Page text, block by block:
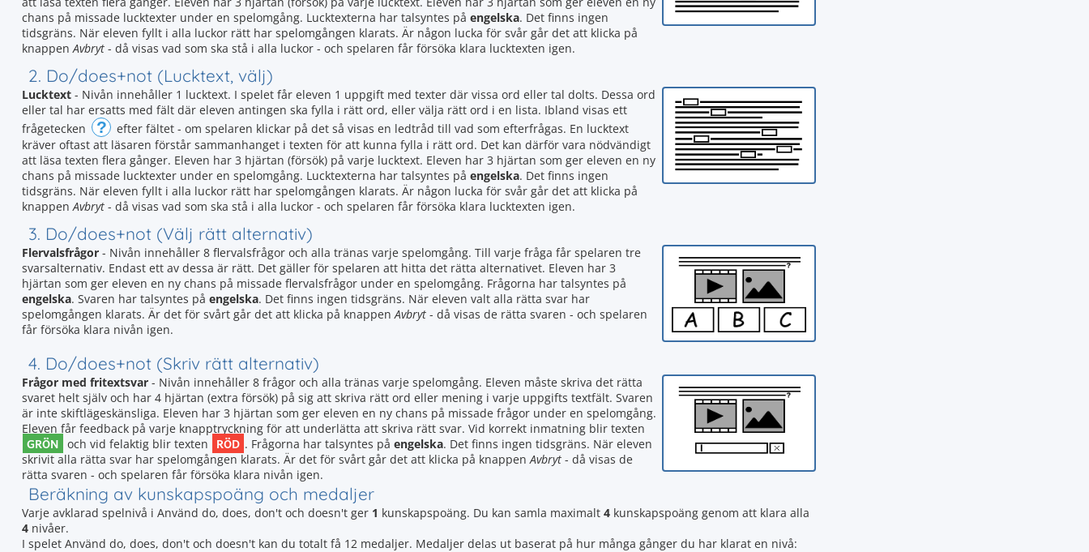
chans på missade lucktexter under en spelomgång. Lucktexterna har talsyntes på engelska. Det finns ingen
tidsgräns. När eleven fyllt i alla luckor rätt har spelomgången klarats. Är någon lucka för svår går det att klicka på
knappenAvbryt - då visas vad som ska stå i alla luckor - och spelaren får försöka klara lucktexten igen.
2. Do/does+not (Lucktext, välj)
Lucktext - Nivån innehåller 1 lucktext. I spelet får eleven 1 uppgift med texter där vissa ord eller tal dolts. Dessa ord
eller tal har ersatts med fält där eleven antingen ska fylla i rätt ord, eller välja rätt ord i en lista. Ibland visas ett
frågetecken
?
efter fältet - om spelaren klickar på det så visas en ledtråd till vad som efterfrågas. En lucktext
kräver oftast att läsaren förstår sammanhanget i texten för att kunna fylla i rätt ord. Det kan därför vara nödvändigt
att läsa texten flera gånger. Eleven har 3 hjärtan (försök) på varje lucktext. Eleven har 3 hjärtan som ger eleven en ny
chans på missade lucktexter under en spelomgång. Lucktexterna har talsyntes på engelska. Det finns ingen
tidsgräns. När eleven fyllt i alla luckor rätt har spelomgången klarats. Är någon lucka för svår går det att klicka på
knappenAvbryt - då visas vad som ska stå i alla luckor - och spelaren får försöka klara lucktexten igen.
3. Do/does+not (Välj rätt alternativ)
Flervalsfrågor - Nivån innehåller 8 flervalsfrågor och alla tränas varje spelomgång. Till varje fråga får spelaren tre
svarsalternativ. Endast ett av dessa är rätt. Det gäller för spelaren att hitta det rätta alternativet. Eleven har 3
hjärtan som ger eleven en ny chans på missade flervalsfrågor under en spelomgång. Frågorna har talsyntes på
engelska. Svaren har talsyntes på engelska. Det finns ingen tidsgräns. När eleven valt alla rätta svar har
spelomgången klarats. Är det för svårt går det att klicka på knappenAvbryt - då visas de rätta svaren - och spelaren
får försöka klara nivån igen.
4. Do/does+not (Skriv rätt alternativ)
Frågor med fritextsvar - Nivån innehåller 8 frågor och alla tränas varje spelomgång. Eleven måste skriva det rätta
svaret helt själv och har 4 hjärtan (extra försök) på sig att skriva rätt ord eller mening i varje uppgifts textfält. Svaren
är inte skiftlägeskänsliga. Eleven har 3 hjärtan som ger eleven en ny chans på missade frågor under en spelomgång.
Eleven får feedback på varje knapptryckning för att underlätta att skriva rätt svar. Vid korrekt inmatning blir texten
GRÖN och vid felaktig blir texten RÖD . Frågorna har talsyntes på engelska. Det finns ingen tidsgräns. När eleven
skrivit alla rätta svar har spelomgången klarats. Är det för svårt går det att klicka på knappenAvbryt - då visas de
rätta svaren - och spelaren får försöka klara nivån igen.
Beräkning av kunskapspoäng och medaljer
Varje avklarad spelnivå i Använd do, does, don't och doesn't ger 1 kunskapspoäng. Du kan samla maximalt 4 kunskapspoäng genom att klara alla
4 nivåer.
I spelet Använd do, does, don't och doesn't kan du totalt få 12 medaljer. Medaljer delas ut baserat på hur många gånger du har klarat en nivå: